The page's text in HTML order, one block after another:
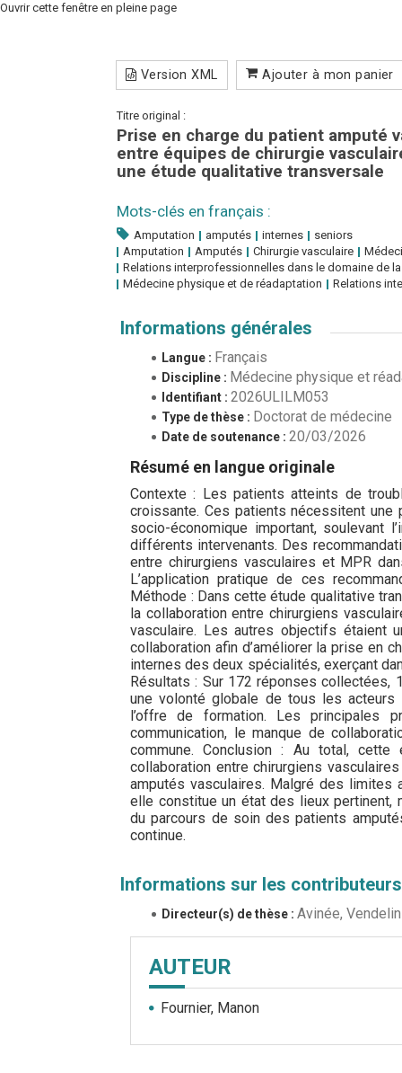
Ouvrir cette fenêtre en pleine page
Version XML Ajouter à mon panier
Titre original :
Prise en charge du patient amputé
entre équipes de chirurgie
une étude qualitative transversale
Mots-clés en français :
Amputation amputés internes
seniors
Amputation
Amputés Chirurgie vasculaire
Relations interprofessionnelles dans le domaine de
Médecine physique et de réadaptation
Relations
Informations générales
Langue : Français
Discipline : Médecine physique et
Identifiant : 2026ULILM053
Type de thèse : Doctorat de médecine
Date de soutenance : 20/03/2026
Résumé en langue originale
Contexte : Les patients atteints de
croissante. Ces patients nécessitent
socio-économique important, soulevant
différents intervenants. Des
entre chirurgiens vasculaires et MPR
L’application pratique de ces
Méthode : Dans cette étude qualitative
la collaboration entre chirurgiens
vasculaire. Les autres objectifs étaient
collaboration afin d’améliorer la prise en
internes des deux spécialités, exerçant
Résultats : Sur 172 réponses collectées,
une volonté globale de tous les acteurs
l’offre de formation. Les principales
communication, le manque de
commune. Conclusion : Au total, cette
collaboration entre chirurgiens
amputés vasculaires. Malgré des limites
elle constitue un état des lieux pertinent,
du parcours de soin des patients
continue.
Informations sur les contributeurs
Directeur(s) de thèse : Avinée, Vendelin
AUTEUR
Fournier, Manon